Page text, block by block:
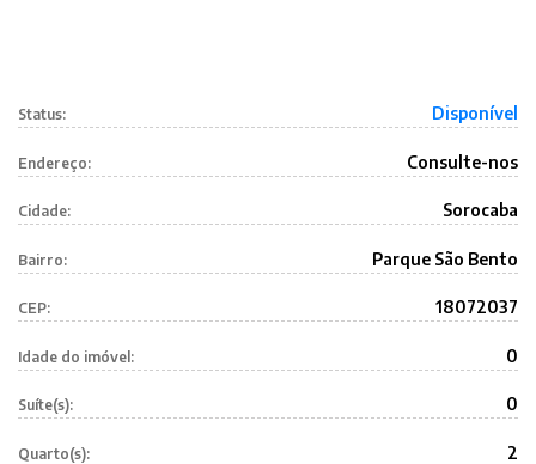
Status: Disponível
Endereço: Consulte-nos
Cidade: Sorocaba
Bairro: Parque São Bento
CEP: 18072037
Idade do imóvel: 0
Suíte(s): 0
Quarto(s): 2